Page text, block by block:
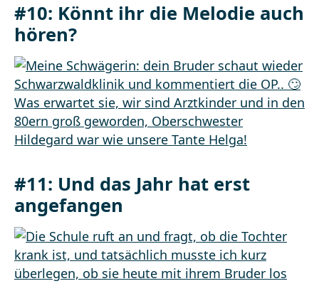
#10: Könnt ihr die Melodie auch
hören?
#11: Und das Jahr hat erst
angefangen